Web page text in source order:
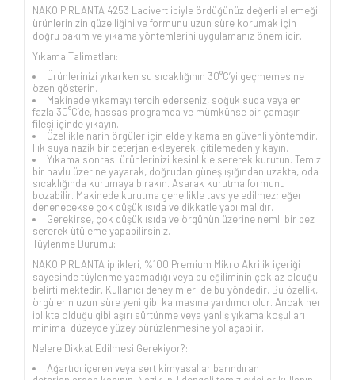
NAKO PIRLANTA 4253 Lacivert ipiyle ördüğünüz değerli el emeği
ürünlerinizin güzelliğini ve formunu uzun süre korumak için
doğru bakım ve yıkama yöntemlerini uygulamanız önemlidir.
Yıkama Talimatları:
Ürünlerinizi yıkarken su sıcaklığının 30°C’yi geçmemesine
özen gösterin.
Makinede yıkamayı tercih ederseniz, soğuk suda veya en
fazla 30°C’de, hassas programda ve mümkünse bir çamaşır
filesi içinde yıkayın.
Özellikle narin örgüler için elde yıkama en güvenli yöntemdir.
Ilık suya nazik bir deterjan ekleyerek, çitilemeden yıkayın.
Yıkama sonrası ürünlerinizi kesinlikle sererek kurutun. Temiz
bir havlu üzerine yayarak, doğrudan güneş ışığından uzakta, oda
sıcaklığında kurumaya bırakın. Asarak kurutma formunu
bozabilir. Makinede kurutma genellikle tavsiye edilmez; eğer
denenecekse çok düşük ısıda ve dikkatle yapılmalıdır.
Gerekirse, çok düşük ısıda ve örgünün üzerine nemli bir bez
sererek ütüleme yapabilirsiniz.
Tüylenme Durumu:
NAKO PIRLANTA iplikleri, %100 Premium Mikro Akrilik içeriği
sayesinde tüylenme yapmadığı veya bu eğiliminin çok az olduğu
belirtilmektedir. Kullanıcı deneyimleri de bu yöndedir. Bu özellik,
örgülerin uzun süre yeni gibi kalmasına yardımcı olur. Ancak her
iplikte olduğu gibi aşırı sürtünme veya yanlış yıkama koşulları
minimal düzeyde yüzey pürüzlenmesine yol açabilir.
Nelere Dikkat Edilmesi Gerekiyor?:
Ağartıcı içeren veya sert kimyasallar barındıran